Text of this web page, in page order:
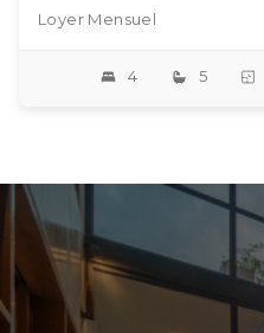
Loyer Mensuel
4 5